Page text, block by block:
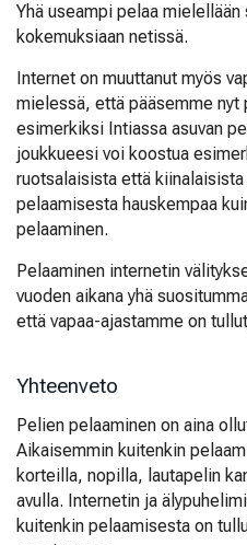
Yhä useampi pelaa
kokemuksiaan netissä.
Internet on muuttanut myös
mielessä, että pääsemme nyt
esimerkiksi Intiassa asuvan
joukkueesi voi koostua
ruotsalaisista että
pelaamisesta hauskempaa
pelaaminen.
Pelaaminen internetin
vuoden aikana yhä
että vapaa-ajastamme on
Yhteenveto
Pelien pelaaminen on aina
Aikaisemmin kuitenkin
korteilla, nopilla, lautapelin
avulla. Internetin ja
kuitenkin pelaamisesta on